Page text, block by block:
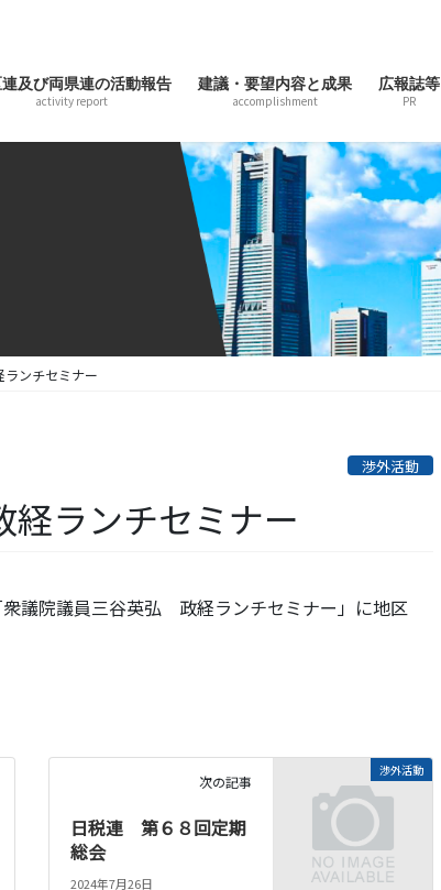
及び両県連の活動報告
activity report
建議・要望内容と成果
accomplishment
広報誌等
PR
ンチセミナー
渉外活動
ランチセミナー
議院議員三谷英弘 政経ランチセミナー」に地区
渉外活動
次の記事
日税連 第６８回定期
総会
2024年7月26日